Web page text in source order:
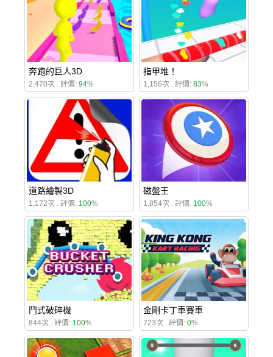
奔跑的巨人3D
2,470次 . 評價: 94%
指甲堆！
1,156次 . 評價: 83%
道路繪製3D
1,172次 . 評價: 100%
磁盤王
1,854次 . 評價: 100%
鬥式破碎機
844次 . 評價: 100%
金剛卡丁車賽車
723次 . 評價: 0%